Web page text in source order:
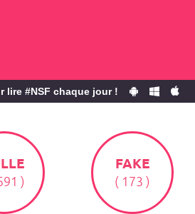
lire #NSF chaque jour !
)
FAKE
( 173 )